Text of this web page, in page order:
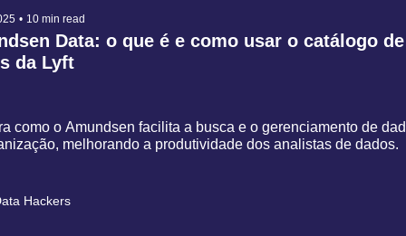
• 10 min read
Data: o que é e como usar o catálogo de
da Lyft
como o Amundsen facilita a busca e o gerenciamento de
melhorando a produtividade dos analistas de dados.
Hackers